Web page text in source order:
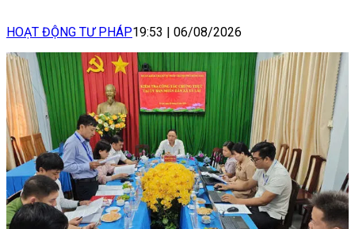
HOẠT ĐỘNG TƯ PHÁP19:53 06/08/2026